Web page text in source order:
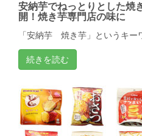
安納芋でねっとりとした焼
開！焼き芋専門店の味に
「安納芋 焼き芋」というキー
続きを読む